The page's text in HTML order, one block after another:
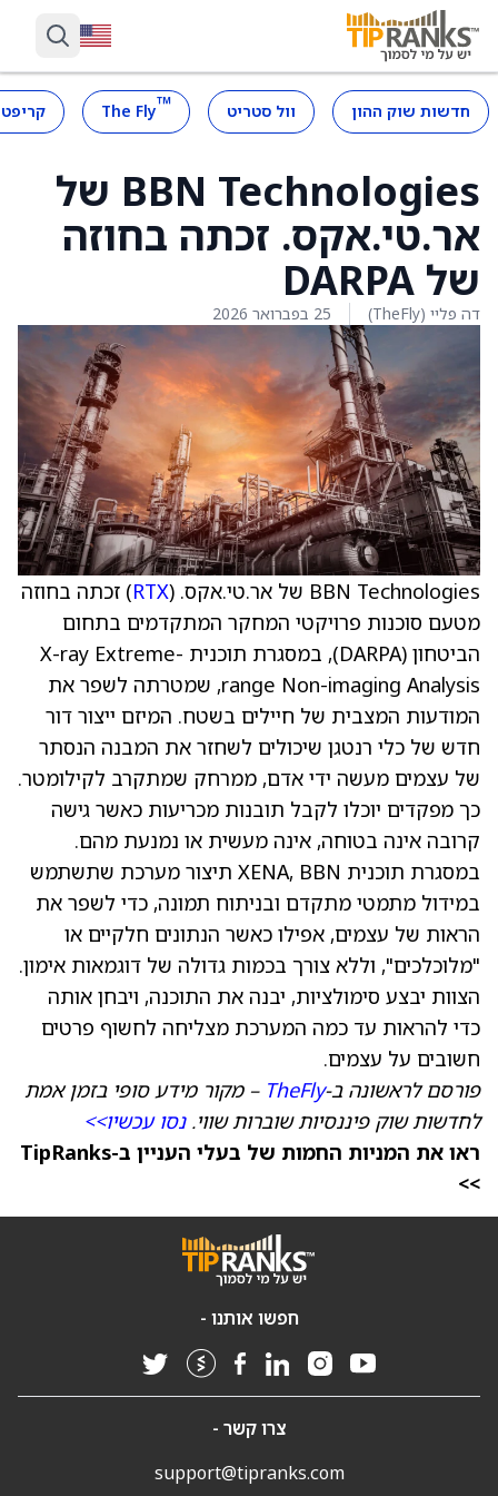
חדשות שוק ההון וול סטריט ™
The Fly
BBN Technologies של
אר.טי.אקס. זכתה בחוזה
של DARPA
דה פליי (TheFly) 25 בפברואר 2026
BBN Technologies של אר.טי.אקס. ( RTX) זכתה בחוזה
מטעם סוכנות פרויקטי המחקר המתקדמים בתחום
הביטחון (DARPA), במסגרת תוכנית X-ray Extreme-
range Non-imaging Analysis, שמטרתה לשפר את
המודעות המצבית של חיילים בשטח. המיזם ייצור דור
חדש של כלי רנטגן שיכולים לשחזר את המבנה הנסתר
של עצמים מעשה ידי אדם, ממרחק שמתקרב לקילומטר.
כך מפקדים יוכלו לקבל תובנות מכריעות כאשר גישה
קרובה אינה בטוחה, אינה מעשית או נמנעת מהם.
במסגרת תוכנית XENA, BBN תיצור מערכת שתשתמש
במידול מתמטי מתקדם ובניתוח תמונה, כדי לשפר את
הראות של עצמים, אפילו כאשר הנתונים חלקיים או
"מלוכלכים", וללא צורך בכמות גדולה של דוגמאות אימון.
הצוות יבצע סימולציות, יבנה את התוכנה, ויבחן אותה
כדי להראות עד כמה המערכת מצליחה לחשוף פרטים
חשובים על עצמים.
פורסם לראשונה ב-TheFly – מקור מידע סופי בזמן אמת
לחדשות שוק פיננסיות שוברות שווי.נסו עכשיו>>
ראו את המניות החמות של בעלי העניין ב-TipRanks
>>
חפשו אותנו -
צרו קשר -
support@tipranks.com